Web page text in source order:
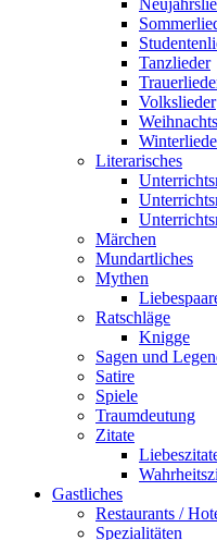
Tanzlieder
Volkslieder
Literarisches
Märchen
Mundartliches
Mythen
Ratschläge
Knigge
Sagen und
Satire
Spiele
Traumdeutung
Zitate
Gastliches
Restaurants /
Spezialitäten